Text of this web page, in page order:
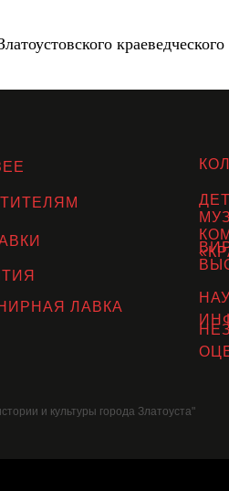
краеведческого
ЛАВКА
и культуры города Златоуста"